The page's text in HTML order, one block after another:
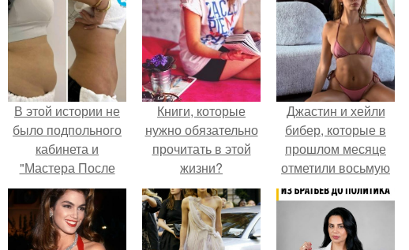
В этой истории не
было подпольного
кабинета и
"Мастера После
Двухнедельных
Курсов".
Книги, которые
нужно обязательно
прочитать в этой
жизни?
Джастин и хейли
бибер, которые в
прошлом месяце
отметили восьмую
годовщину
помолвки, показали
новые фото с
совместного